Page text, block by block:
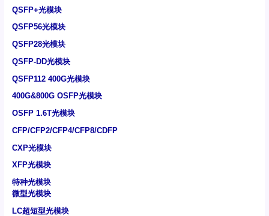
QSFP+光模块
QSFP56光模块
QSFP28光模块
QSFP-DD光模块
QSFP112 400G光模块
400G&800G OSFP光模块
OSFP 1.6T光模块
CFP/CFP2/CFP4/CFP8/CDFP
CXP光模块
XFP光模块
特种光模块
微型光模块
LC超短型光模块